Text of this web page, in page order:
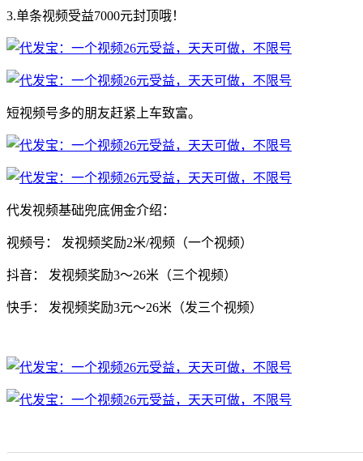
3.单条视频受益7000元封顶哦！
短视频号多的朋友赶紧上车致富。
代发视频基础兜底佣金介绍：
视频号： 发视频奖励2米/视频（一个视频）
抖音： 发视频奖励3～26米（三个视频）
快手： 发视频奖励3元～26米（发三个视频）